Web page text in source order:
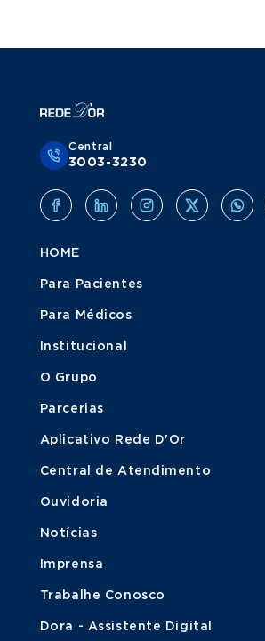
Central
3003-3230
HOME
Para Pacientes
Para Médicos
Institucional
O Grupo
Parcerias
Aplicativo Rede D'Or
Central de Atendimento
Ouvidoria
Notícias
Imprensa
Trabalhe Conosco
Dora - Assistente Digital